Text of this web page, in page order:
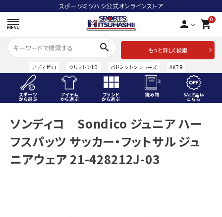
スポーツミツハシ公式オンラインストア
person 0
shopping_cart
search
もっと詳しく検索
アディゼロ クリフトン10 バドミントンシューズ AKTR
スポーツ
から選ぶ
アイテム
から選ぶ
ブランド
から選ぶ
読み物 SALE品は
こちら
ACCOUNT MENU
ようこそ ゲスト 様
meeting_room ログイン person 会員登録
ソンディコ Sondico ジュニア ハー
フスパッツ サッカー・フットサル ジュ
ニアウェア 21-428212J-03